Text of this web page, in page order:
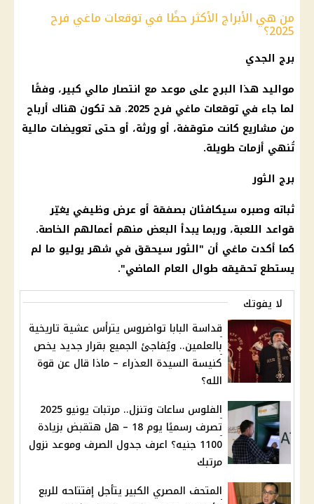
من هي الأبراج الأكثر حظًا في توقعات ماغي فرح
2025؟
برج الجدي
مواليد هذا البرج على موعد مع انتصار مالي كبير، وفقًا
لما جاء في توقعات ماغي فرح 2025
. قد تكون هناك أرباح
من مشاريع كانت متوقفة، أو ورثة، أو حتى تعويضات مالية
تُنهي أزمات طويلة.
برج الثور
ثباته وصبره سيكافئان بصفقة أو عرض وظيفي يغيّر
قواعد اللعبة، وربما يبدأ البعض منهم أعمالهم الخاصة.
كما أكدت ماغي أن "الثور سيحقق في شهر يوليو ما لم
يستطع تحقيقه طوال العام الماضي".
لا يفوتك
قداسة البابا تواضروس يترأس عشية تاريخية
بالعلمين.. ويُفاجئ الجميع بقرار جديد يخص
كنيسة السيدة العذراء – ماذا قال عن قوة
الله؟
الفلوس ساعات وتنزل.. مرتبات يونيو 2025
تصرف رسميًا يوم 18 – هل هتقبض بزيادة
1100 جنيه؟ اعرف جدول الصرف وموعد نزول
مرتبك
المتحف المصري الكبير يتأجل إفتتاحه للربع